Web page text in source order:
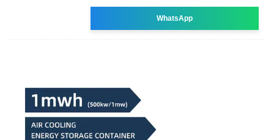
WhatsApp